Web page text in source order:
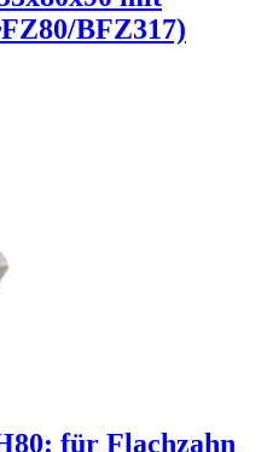
BFZ317)
für Flachzahn